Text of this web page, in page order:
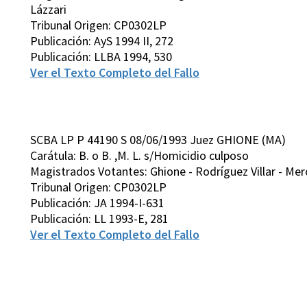
Lázzari
Tribunal Origen: CP0302LP
Publicación: AyS 1994 II, 272
Publicación: LLBA 1994, 530
Ver el Texto Completo del Fallo
SCBA LP P 44190 S 08/06/1993 Juez GHIONE (MA)
Carátula: B. o B. ,M. L. s/Homicidio culposo
Magistrados Votantes: Ghione - Rodríguez Villar -
Tribunal Origen: CP0302LP
Publicación: JA 1994-I-631
Publicación: LL 1993-E, 281
Ver el Texto Completo del Fallo